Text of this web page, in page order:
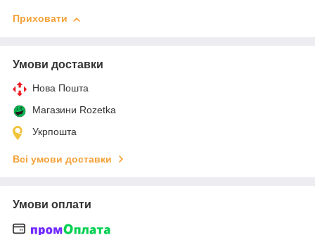
Приховати
Умови доставки
Нова Пошта
Магазини Rozetka
Укрпошта
Всі умови доставки
Умови оплати